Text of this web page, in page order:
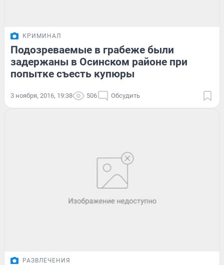
КРИМИНАЛ
Подозреваемые в грабеже были
задержаны в Осинском районе при
попытке съесть купюры
3 ноября, 2016, 19:38 506 Обсудить
РАЗВЛЕЧЕНИЯ